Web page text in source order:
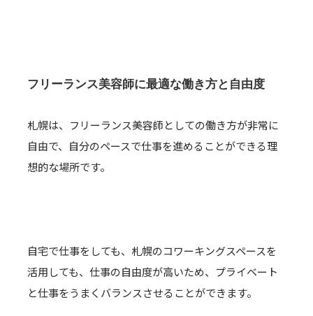
フリーランス美容師に最適な働き方と自由度
札幌は、フリーランス美容師としての働き方が非常に
自由で、自分のペースで仕事を進めることができる理
想的な場所です。
自宅で仕事をしても、札幌のコワーキングスペースを
活用しても、仕事の自由度が高いため、プライベート
と仕事をうまくバランスさせることができます。